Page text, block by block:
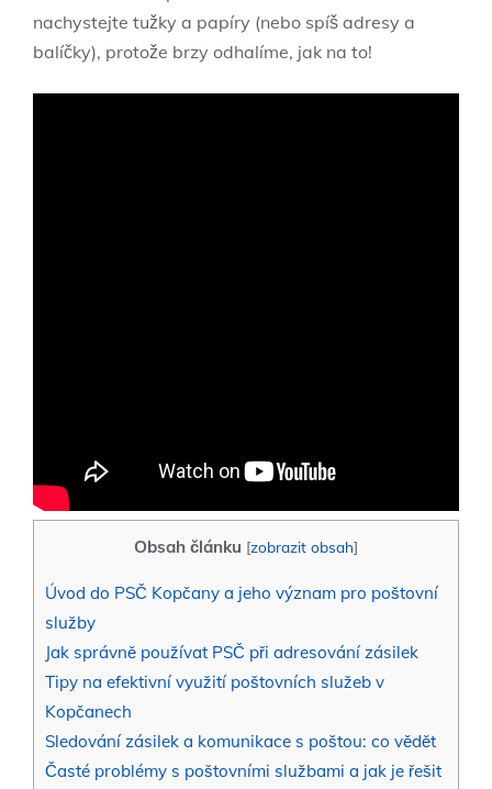
nachystejte tužky a papíry (nebo spíš adresy a
balíčky), protože brzy odhalíme, jak na to!
Obsah článku [zobrazit obsah]
Úvod do PSČ Kopčany a jeho význam pro poštovní
služby
Jak správně používat PSČ při adresování zásilek
Tipy na efektivní využití poštovních služeb v
Kopčanech
Sledování zásilek a komunikace s poštou: co vědět
Časté problémy s poštovními službami a jak je řešit